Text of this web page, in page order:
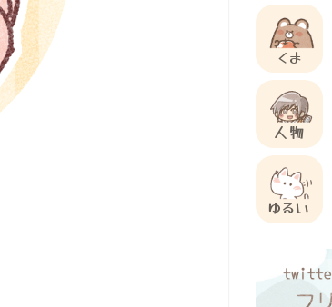
くま
人物
ゆるい